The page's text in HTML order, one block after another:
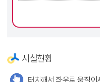
시설현황
터치해서 좌우로 움직이